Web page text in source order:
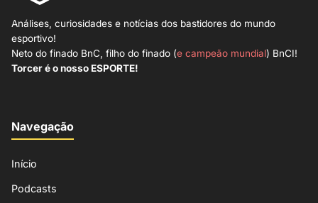
Análises, curiosidades e notícias dos bastidores do mundo
esportivo!
Neto do finado BnC, filho do finado (e campeão mundial) BnCI!
Torcer é o nosso ESPORTE!
Navegação
Início
Podcasts